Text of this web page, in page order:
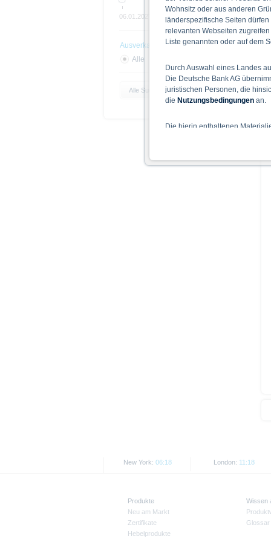
06.01.2027 Open end
Ausverkauft
Alle
Alle Suchparameter zurücksetzen
New York: 06:18 London: 11:18
Produkte
Neu am Markt
Zertifikate
Hebelprodukte
Wissen
Glossar
Wohnsitz oder aus anderen
länderspezifische Seiten
relevanten Webseiten
Liste genannten oder auf dem
Durch Auswahl eines Landes
Die Deutsche Bank AG
juristischen Personen, die
die Nutzungsbedingungen an.
Die hierin enthaltenen
Der Zugang zu auf diesen
Hinweise für die Nutzung
Die auf der X-markets
einschließlich der Risiken sind
Verkaufsdokument der
sollten Anleger den Prospekt
Prospekts durch die BaFin
Rechtsordnungen
Personen oder in den USA
Die auf der X-markets
Informationen in den USA,
USA ansässige Personen, sind
Kurse/Preise.